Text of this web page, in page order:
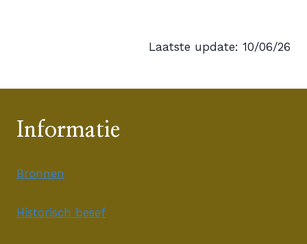
Laatste update: 10/06/26
Informatie
Bronnen
Historisch besef